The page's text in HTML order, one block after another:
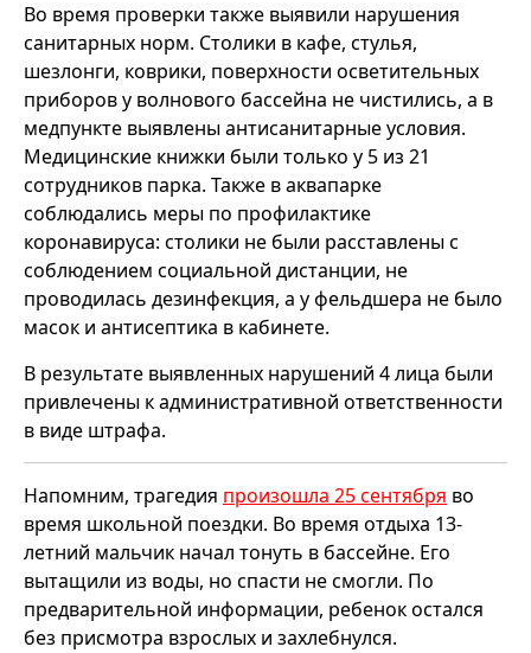
Во время проверки также выявили нарушения
санитарных норм. Столики в кафе, стулья,
шезлонги, коврики, поверхности осветительных
приборов у волнового бассейна не чистились, а в
медпункте выявлены антисанитарные условия.
Медицинские книжки были только у 5 из 21
сотрудников парка. Также в аквапарке
соблюдались меры по профилактике
коронавируса: столики не были расставлены с
соблюдением социальной дистанции, не
проводилась дезинфекция, а у фельдшера не было
масок и антисептика в кабинете.
В результате выявленных нарушений 4 лица были
привлечены к административной ответственности
в виде штрафа.
Напомним, трагедия произошла 25 сентября во
время школьной поездки. Во время отдыха 13-
летний мальчик начал тонуть в бассейне. Его
вытащили из воды, но спасти не смогли. По
предварительной информации, ребенок остался
без присмотра взрослых и захлебнулся.